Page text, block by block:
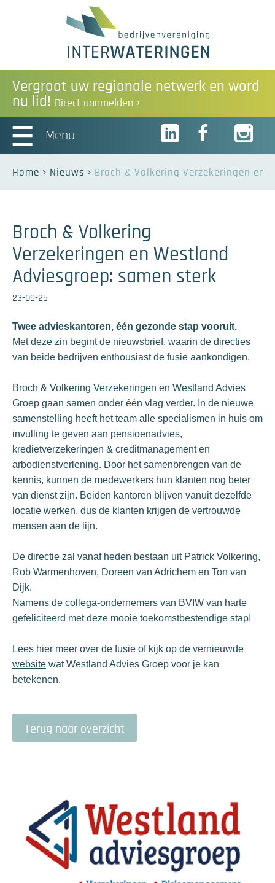
Vergroot uw regionale netwerk en word
nu lid! Direct aanmelden
Menu
Home Nieuws Broch & Volkering Verzekeringen en
Broch & Volkering
Verzekeringen en Westland
Adviesgroep: samen sterk
23-09-25
Twee advieskantoren, één gezonde stap vooruit.
Met deze zin begint de nieuwsbrief, waarin de directies
van beide bedrijven enthousiast de fusie aankondigen.
Broch & Volkering Verzekeringen en Westland Advies
Groep gaan samen onder één vlag verder. In de nieuwe
samenstelling heeft het team alle specialismen in huis om
invulling te geven aan pensioenadvies,
kredietverzekeringen & creditmanagement en
arbodienstverlening. Door het samenbrengen van de
kennis, kunnen de medewerkers hun klanten nog beter
van dienst zijn. Beiden kantoren blijven vanuit dezelfde
locatie werken, dus de klanten krijgen de vertrouwde
mensen aan de lijn.
De directie zal vanaf heden bestaan uit Patrick Volkering,
Rob Warmenhoven, Doreen van Adrichem en Ton van
Dijk.
Namens de collega-ondernemers van BVIW van harte
gefeliciteerd met deze mooie toekomstbestendige stap!
Lees hier meer over de fusie of kijk op de vernieuwde
website wat Westland Advies Groep voor je kan
betekenen.
Terug naar overzicht